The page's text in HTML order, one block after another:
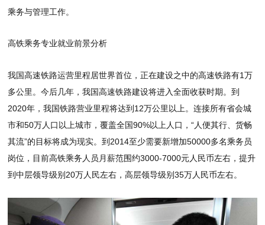
乘务与管理工作。
高铁乘务专业就业前景分析
我国高速铁路运营里程居世界首位，正在建设之中的高速铁路有1万
多公里。今后几年，我国高速铁路建设将进入全面收获时期。到
2020年，我国铁路营业里程将达到12万公里以上。连接所有省会城
市和50万人口以上城市，覆盖全国90%以上人口，“人便其行、货畅
其流”的目标将成为现实。到2014至少需要新增加50000多名乘务员
岗位，目前高铁乘务人员月薪范围约3000-7000元人民币左右，提升
到中层领导级别20万人民左右，高层领导级别35万人民币左右。